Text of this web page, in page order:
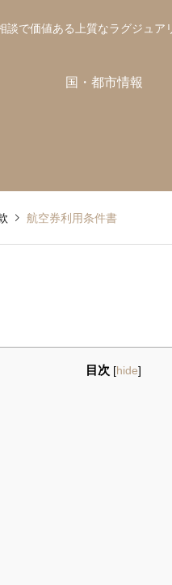
談で価値ある上質なラグジュア
国・都市情報
航空券利用条件書
目次 [hide]